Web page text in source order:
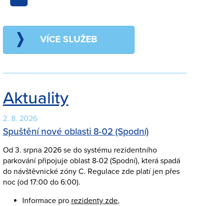
VÍCE SLUŽEB
Aktuality
2. 8. 2026
Spuštění nové oblasti 8-02 (Spodní)
Od 3. srpna 2026 se do systému rezidentního
parkování připojuje oblast 8-02 (Spodní), která spadá
do návštěvnické zóny C. Regulace zde platí jen přes
noc (od 17:00 do 6:00).
Informace pro rezidenty zde,